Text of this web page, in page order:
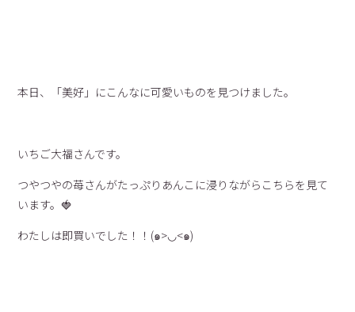
本日、「美好」にこんなに可愛いものを見つけました。
いちご大福さんです。
つやつやの苺さんがたっぷりあんこに浸りながらこちらを見て
います。🍓
わたしは即買いでした！！(๑>◡<๑)